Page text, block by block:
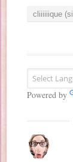
E
m
a
Powered by